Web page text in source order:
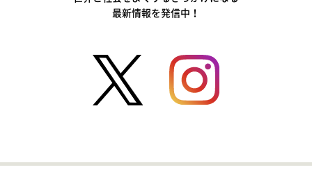
最新情報を発信中！